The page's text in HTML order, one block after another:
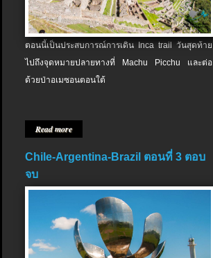
ตอนนี้เป็นประสบการณ์การเดิน Inca trail วันสุดท้าย
ไปถึงจุดหมายปลายทางที่ Machu Picchu และต่อ
ด้วยป่าอเมซอนตอนใต้
Read more
Chile-Argentina-Brazil ตอนที่ 3 ตอบ
จบ